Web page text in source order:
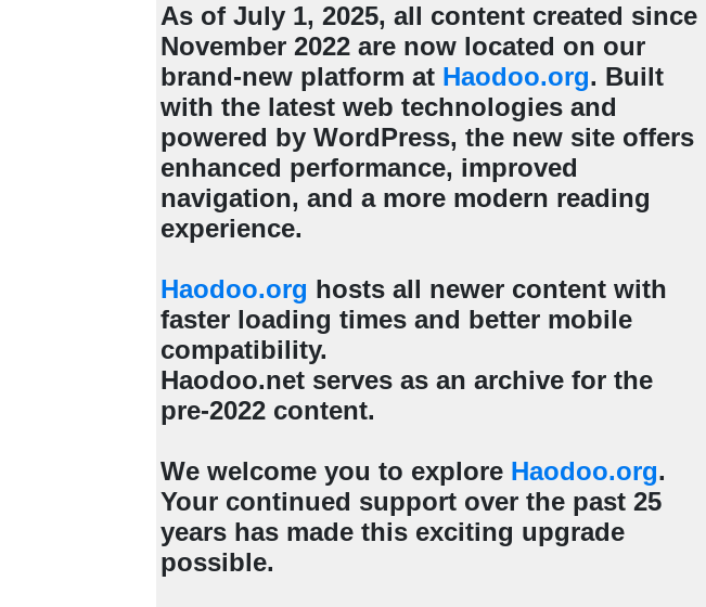
As of July 1, 2025, all content created since
November 2022 are now located on our
brand-new platform at Haodoo.org. Built
with the latest web technologies and
powered by WordPress, the new site offers
enhanced performance, improved
navigation, and a more modern reading
experience.
Haodoo.org hosts all newer content with
faster loading times and better mobile
compatibility.
Haodoo.net serves as an archive for the
pre-2022 content.
We welcome you to explore Haodoo.org.
Your continued support over the past 25
years has made this exciting upgrade
possible.